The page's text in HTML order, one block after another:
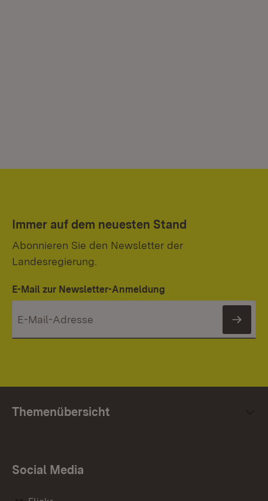
Immer auf dem neuesten Stand
Abonnieren Sie den Newsletter der
Landesregierung.
E-Mail zur Newsletter-Anmeldung
Themenübersicht
Social Media